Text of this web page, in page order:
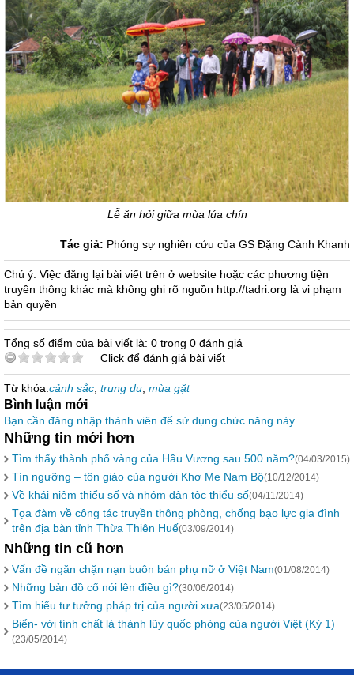
Lễ ăn hỏi giữa mùa lúa chín
Tác giả: Phóng sự nghiên cứu của GS Đặng Cảnh Khanh
Chú ý: Việc đăng lại bài viết trên ở website hoặc các phương tiện
truyền thông khác mà không ghi rõ nguồn http://tadri.org là vi phạm
bản quyền
Tổng số điểm của bài viết là: 0 trong 0 đánh giá
Click để đánh giá bài viết
Từ khóa:cảnh sắc trung du mùa gặt
Bình luận mới
Bạn cần đăng nhập thành viên để sử dụng chức năng này
Những tin mới hơn
Tìm thấy thành phố vàng của Hầu Vương sau 500 năm?(04/03/2015)
Tín ngưỡng – tôn giáo của người Khơ Me Nam Bộ(10/12/2014)
Về khái niệm thiểu số và nhóm dân tộc thiểu số(04/11/2014)
Tọa đàm về công tác truyền thông phòng, chống bạo lực gia đình
trên địa bàn tỉnh Thừa Thiên Huế(03/09/2014)
Những tin cũ hơn
Vấn đề ngăn chặn nạn buôn bán phụ nữ ở Việt Nam(01/08/2014)
Những bản đồ cổ nói lên điều gì?(30/06/2014)
Tìm hiểu tư tưởng pháp trị của người xưa(23/05/2014)
Biển- với tính chất là thành lũy quốc phòng của người Việt (Kỳ 1)
(23/05/2014)